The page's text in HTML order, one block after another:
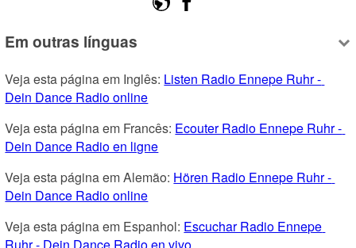
Em outras línguas
Veja esta página em Inglês: Listen Radio Ennepe Ruhr -
Dein Dance Radio online
Veja esta página em Francês: Ecouter Radio Ennepe Ruhr -
Dein Dance Radio en ligne
Veja esta página em Alemão: Hören Radio Ennepe Ruhr -
Dein Dance Radio online
Veja esta página em Espanhol: Escuchar Radio Ennepe
Ruhr - Dein Dance Radio en vivo